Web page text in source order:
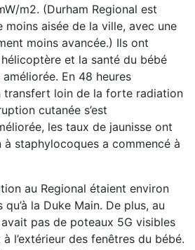
m2. (Durham Regional est
moins aisée de la ville, avec une
moins avancée.) Ils ont
et la santé du bébé
améliorée. En 48 heures
transfert loin de la forte radiation
cutanée s’est
les taux de jaunisse ont
à staphylocoques a commencé à
au Regional étaient environ
la Duke Main. De plus, au
avait pas de poteaux 5G visibles
l’extérieur des fenêtres du bébé.